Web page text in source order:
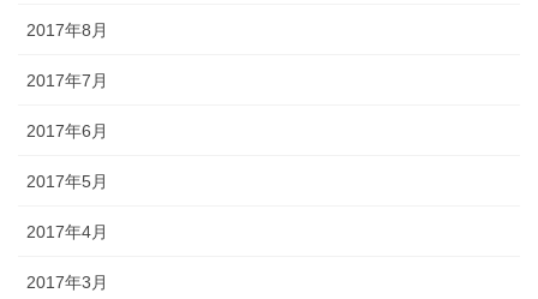
2017年8月
2017年7月
2017年6月
2017年5月
2017年4月
2017年3月